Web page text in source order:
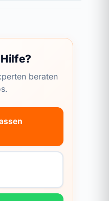
beraten